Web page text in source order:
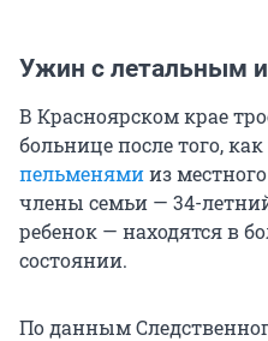
Ужин с летальным
В Красноярском крае
больнице после того, как
пельменямииз
члены семьи — 34-
ребенок — находятся в
состоянии.
По данным